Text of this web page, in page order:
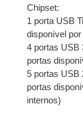
Chipset:
1 porta USB
disponível
4 portas USB
portas
5 portas USB
portas
internos)